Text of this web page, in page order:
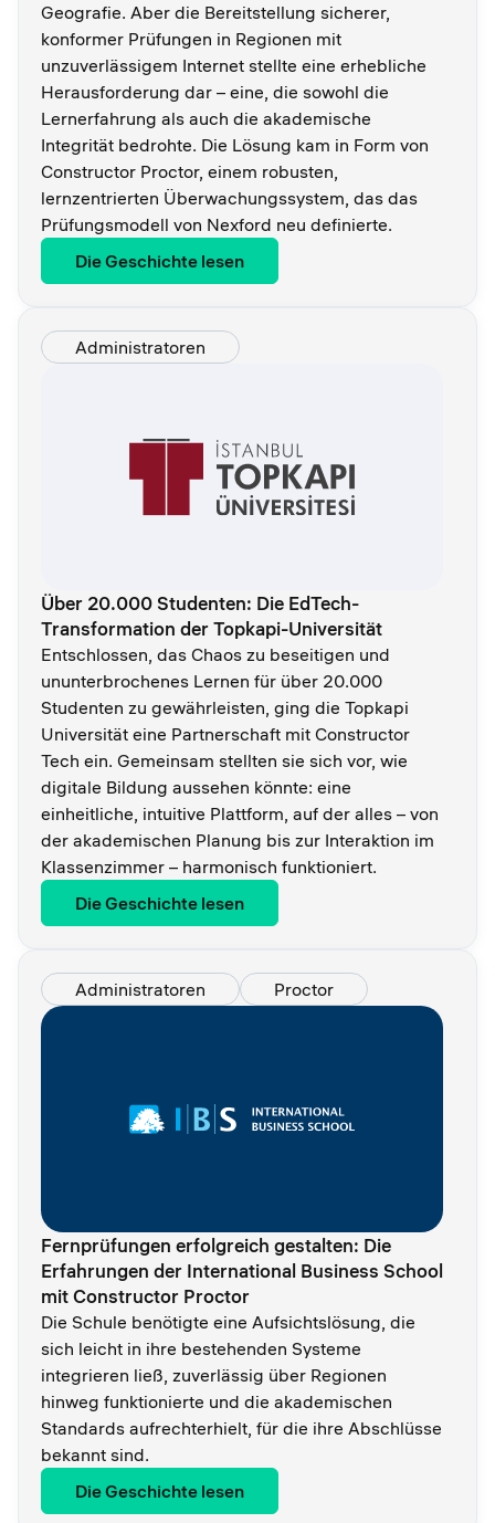
Geografie. Aber die Bereitstellung sicherer,
konformer Prüfungen in Regionen mit
unzuverlässigem Internet stellte eine erhebliche
Herausforderung dar – eine, die sowohl die
Lernerfahrung als auch die akademische
Integrität bedrohte. Die Lösung kam in Form von
Constructor Proctor, einem robusten,
lernzentrierten Überwachungssystem, das das
Prüfungsmodell von Nexford neu definierte.
Die Geschichte lesen
Administratoren
Über 20.000 Studenten: Die EdTech-
Transformation der Topkapi-Universität
Entschlossen, das Chaos zu beseitigen und
ununterbrochenes Lernen für über 20.000
Studenten zu gewährleisten, ging die Topkapi
Universität eine Partnerschaft mit Constructor
Tech ein. Gemeinsam stellten sie sich vor, wie
digitale Bildung aussehen könnte: eine
einheitliche, intuitive Plattform, auf der alles – von
der akademischen Planung bis zur Interaktion im
Klassenzimmer – harmonisch funktioniert.
Die Geschichte lesen
Administratoren Proctor
Fernprüfungen erfolgreich gestalten: Die
Erfahrungen der International Business School
mit Constructor Proctor
Die Schule benötigte eine Aufsichtslösung, die
sich leicht in ihre bestehenden Systeme
integrieren ließ, zuverlässig über Regionen
hinweg funktionierte und die akademischen
Standards aufrechterhielt, für die ihre Abschlüsse
bekannt sind.
Die Geschichte lesen